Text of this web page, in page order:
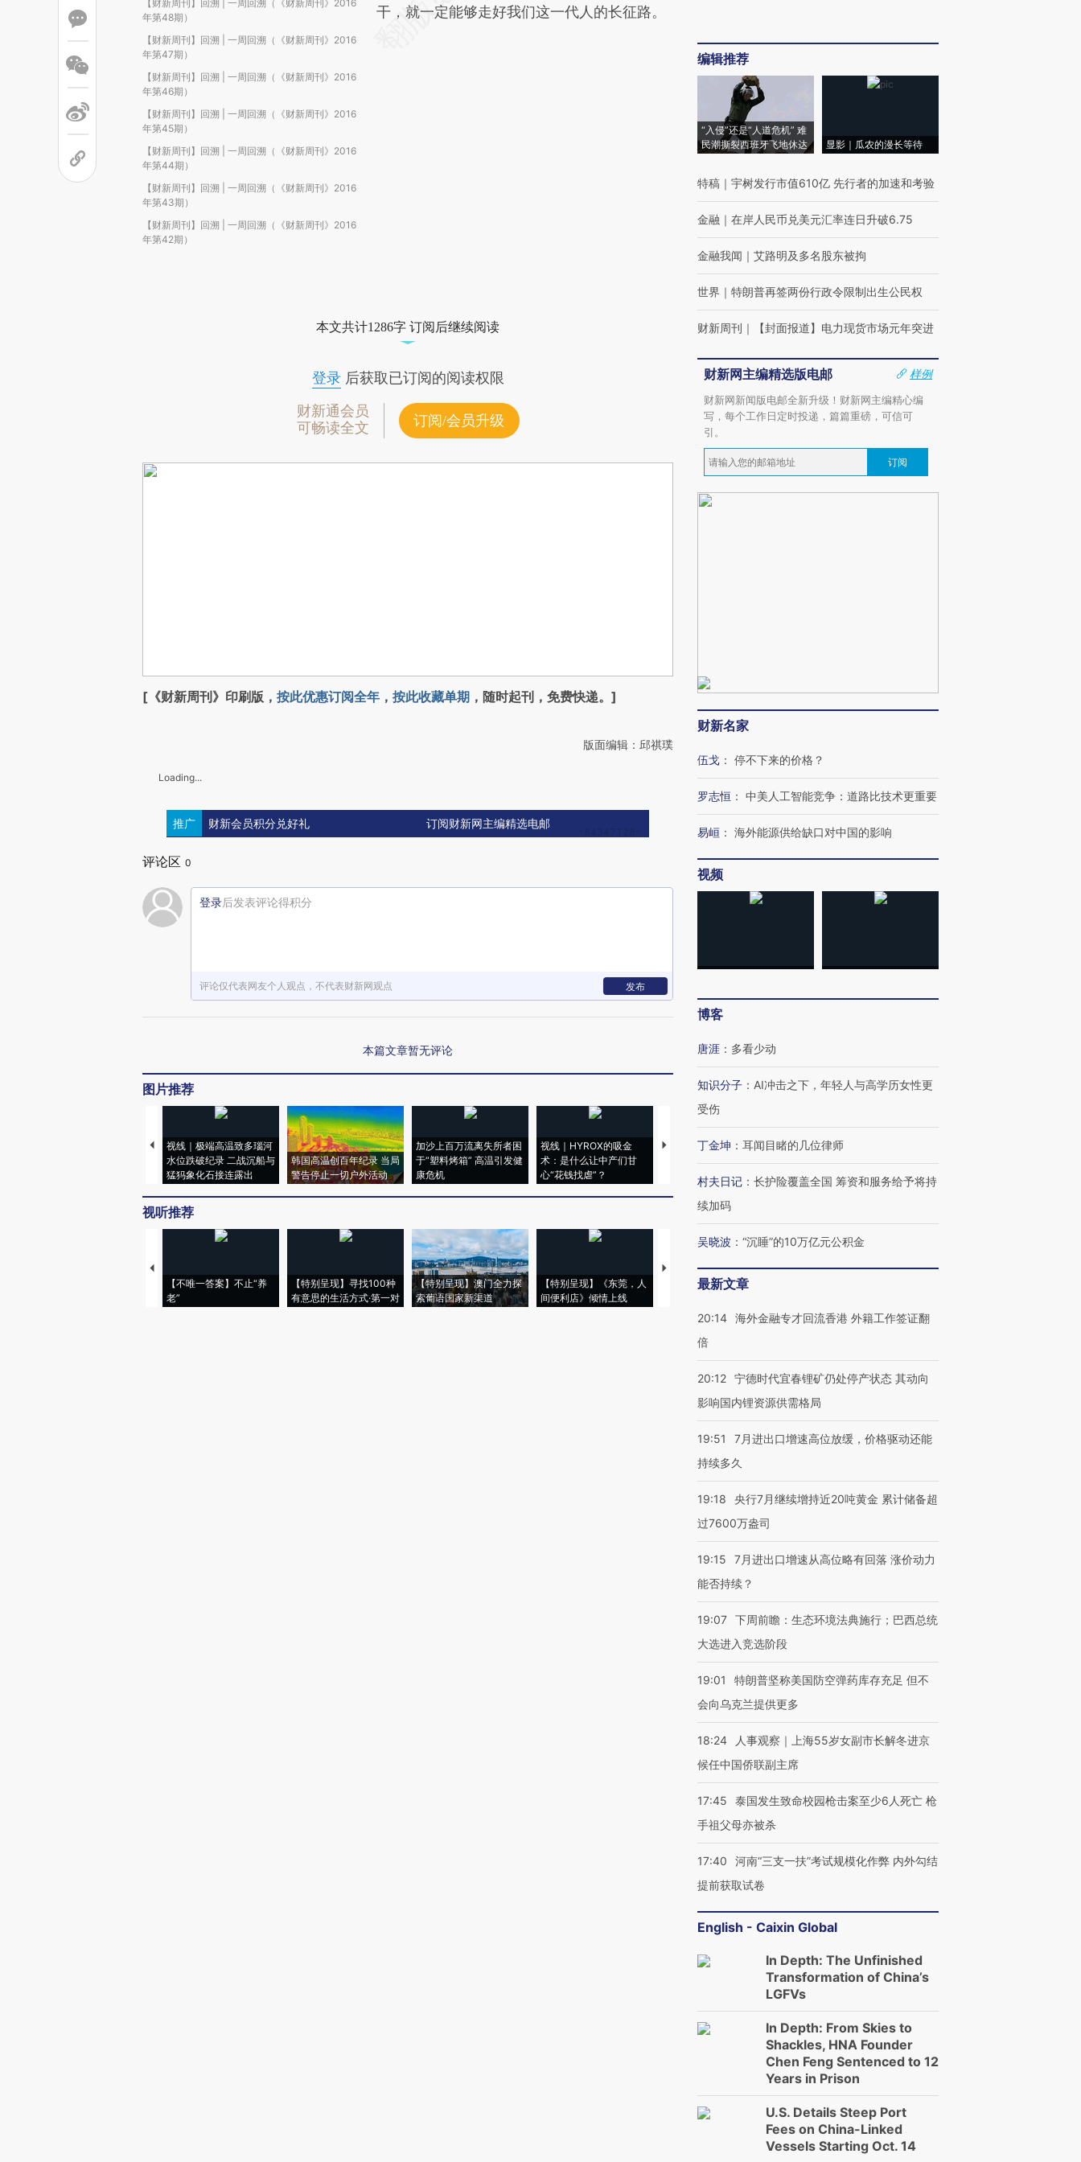
【财新周刊】回溯 | 一周回溯（《财新周刊》2016
年第48期）
【财新周刊】回溯 | 一周回溯（《财新周刊》2016
年第47期）
【财新周刊】回溯 | 一周回溯（《财新周刊》2016
年第46期）
【财新周刊】回溯 | 一周回溯（《财新周刊》2016
年第45期）
【财新周刊】回溯 | 一周回溯（《财新周刊》2016
年第44期）
【财新周刊】回溯 | 一周回溯（《财新周刊》2016
年第43期）
【财新周刊】回溯 | 一周回溯（《财新周刊》2016
年第42期）
干，就一定能够走好我们这一代人的长征路。
本文共计1286字 订阅后继续阅读
登录后获取已订阅的阅读权限
财新通会员
可畅读全文
订阅/会员升级
[《财新周刊》印刷版， 按此优惠订阅全年 ， 按此收藏单期 ，随时起刊，免费快递。]
版面编辑：邱祺璞
Loading...
推广 财新会员积分兑好礼 订阅财新网主编精选电邮
评论区 0
登录后发表评论得积分
评论仅代表网友个人观点，不代表财新网观点 发布
本篇文章暂无评论
图片推荐
视线｜极端高温致多瑙河
水位跌破纪录 二战沉船与
猛犸象化石接连露出
韩国高温创百年纪录 当局
警告停止一切户外活动
加沙上百万流离失所者困
于“塑料烤箱” 高温引发健
康危机
视线｜HYROX的吸金
术：是什么让中产们甘
心“花钱找虐”？
马航飞行员跨国走私7万
粒摇头丸 尿检体内含3种
视线｜被称为“蟑螂”的印
度Z世代 用街头抗争将教
育部长拱下台
机”？难民潮撕裂西班牙
飞地休达
视听推荐
【不唯一答案】不止“养
老”
【特别呈现】寻找100种
有意思的生活方式·第一对
【特别呈现】澳门全力探
索葡语国家新渠道
【特别呈现】《东莞，人
间便利店》倾情上线
【推广】走进第四届链博
会，让数智科技“链”接产
【商旅对话】华住集团
编辑推荐
“入侵”还是“人道危机” 难
民潮撕裂西班牙飞地休达
显影｜瓜农的漫长等待
特稿 ｜ 宇树发行市值610亿 先行者的加速和考验
金融 ｜ 在岸人民币兑美元汇率连日升破6.75
金融我闻 ｜ 艾路明及多名股东被拘
世界 ｜ 特朗普再签两份行政令限制出生公民权
财新周刊 ｜ 【封面报道】电力现货市场元年突进
财新网主编精选版电邮
样例
财新网新闻版电邮全新升级！财新网主编精心编
写，每个工作日定时投递，篇篇重磅，可信可
引。
订阅
财新名家
伍戈 ： 停不下来的价格？
罗志恒 ： 中美人工智能竞争：道路比技术更重要
易峘 ： 海外能源供给缺口对中国的影响
视频
博客
唐涯 ： 多看少动
知识分子 ： AI冲击之下，年轻人与高学历女性更
受伤
丁金坤 ： 耳闻目睹的几位律师
村夫日记 ： 长护险覆盖全国 筹资和服务给予将持
续加码
吴晓波 ： “沉睡”的10万亿元公积金
最新文章
20:14 海外金融专才回流香港 外籍工作签证翻
倍
20:12 宁德时代宜春锂矿仍处停产状态 其动向
影响国内锂资源供需格局
19:51
7月进出口增速高位放缓，价格驱动还能
持续多久
19:18
央行7月继续增持近20吨黄金 累计储备超
过7600万盎司
19:15
7月进出口增速从高位略有回落 涨价动力
能否持续？
19:07 下周前瞻：生态环境法典施行；巴西总统
大选进入竞选阶段
19:01
特朗普坚称美国防空弹药库存充足 但不
会向乌克兰提供更多
18:24
人事观察｜上海55岁女副市长解冬进京
候任中国侨联副主席
17:45
泰国发生致命校园枪击案至少6人死亡 枪
手祖父母亦被杀
17:40
河南“三支一扶”考试规模化作弊 内外勾结
提前获取试卷
English - Caixin Global
In Depth: The Unfinished
Transformation of China’s
LGFVs
In Depth: From Skies to
Shackles, HNA Founder
Chen Feng Sentenced to 12
Years in Prison
U.S. Details Steep Port
Fees on China-Linked
Vessels Starting Oct. 14